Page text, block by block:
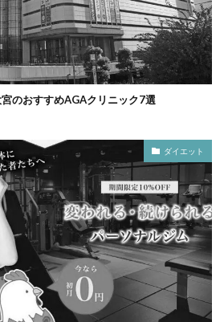
宮のおすすめAGAクリニック7選
ダイエット